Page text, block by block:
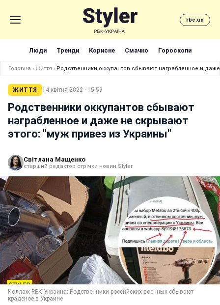
rbc.ua
Люди Тренди Корисне Смачно Гороскопи
Головна › Життя › Родственники оккупантов сбывают награбленное и
ЖИТТЯ 14 квітня 2022 · 15:59
Родственники оккупантов сбывают
награбленное и даже не скрывают
этого: "муж привез из Украины"
Світлана Мащенко
старший редактор стрічки новин Styler
Коллаж РБК-Украина: Родственники российских военных сбывают
краденое в Украине